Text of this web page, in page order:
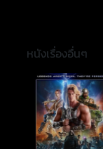
หนังเรื่องอื่นๆ